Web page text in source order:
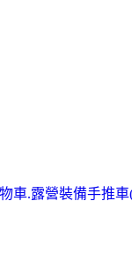
車.露營裝備手推